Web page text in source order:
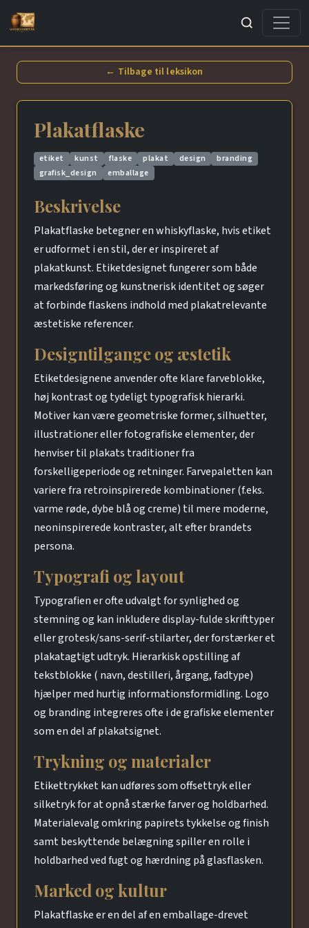
Søg
← Tilbage til leksikon
Plakatflaske
etiket kunst flaske plakat design
branding
grafisk_design
emballage
Beskrivelse
Plakatflaske betegner en whiskyflaske, hvis etiket
er udformet i en stil, der er inspireret af
plakatkunst. Etiketdesignet fungerer som både
markedsføring og kunstnerisk identitet og søger
at forbinde flaskens indhold med plakatrelevante
æstetiske referencer.
Designtilgange og æstetik
Etiketdesignene anvender ofte klare farveblokke,
høj kontrast og tydeligt typografisk hierarki.
Motiver kan være geometriske former, silhuetter,
illustrationer eller fotografiske elementer, der
henviser til plakats traditioner fra
forskelligeperiode og retninger. Farvepaletten kan
variere fra retroinspirerede kombinationer (f.eks.
varme røde, dybe blå og creme) til mere moderne,
neoninspirerede kontraster, alt efter brandets
persona.
Typografi og layout
Typografien er ofte udvalgt for synlighed og
stemning og kan inkludere display-fulde skrifttyper
eller grotesk/sans-serif-stilarter, der forstærker et
plakatagtigt udtryk. Hierarkisk opstilling af
tekstblokke ( navn, destilleri, årgang, fadtype)
hjælper med hurtig informationsformidling. Logo
og branding integreres ofte i de grafiske elementer
som en del af plakatsignet.
Trykning og materialer
Etikettrykket kan udføres som offsettryk eller
silketryk for at opnå stærke farver og holdbarhed.
Materialevalg omkring papirets tykkelse og finish
samt beskyttende belægning spiller en rolle i
holdbarhed ved fugt og hærdning på glasflasken.
Marked og kultur
Plakatflaske er en del af en emballage-drevet